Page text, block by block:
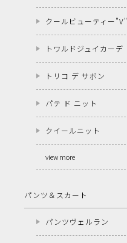
クールビューティー"V"
トワルドジュイカーデ
トリコ デ サボン
パテ ド ニット
クイールニット
view more
パンツ＆スカート
パンツヴェルラン